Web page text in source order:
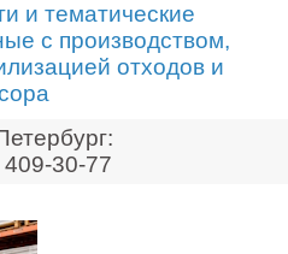
оборудование
контейнеры
проекты
и тематические
с производством,
отходов и
30-77